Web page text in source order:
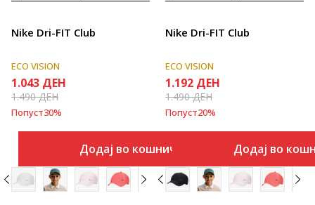
Nike Dri-FIT Club
ECO VISION
1.043 ДЕН
1.490ДЕН
Попуст30%
Додај во кошничка
Nike Dri-FIT Club
ECO VISION
1.192 ДЕН
1.490ДЕН
Попуст20%
Додај во